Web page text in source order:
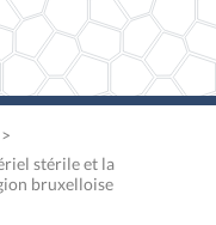
stérile et la
bruxelloise